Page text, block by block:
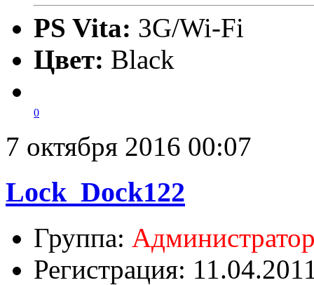
PS Vita: 3G/Wi-Fi
Цвет: Black
0
7 октября 2016 00:07
Lock_Dock122
Группа:
Регистрация: